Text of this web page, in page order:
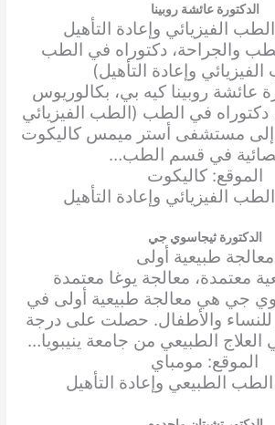
الدكتورة عائشة روبينا
الفيزيائي وإعادة التأهيل
والجراحة، دكتوراه في الطب
وإعادة التأهيل)
عائشة روبينا كيه بي، بكالوريوس
دكتوراه في الطب (الطب الفيزيائي
إلى مستشفى أستر ميمس كاليكوت
في قسم الطب…
الموقع: كاليكوت
الفيزيائي وإعادة التأهيل
الدكتورة ثيجاسوي جي
معالجة طبيعية أولى
معتمدة، معالجة يوغا معتمدة
جي هي معالجة طبيعية أولى في
والأطفال. حصلت على درجة
الطبيعي من جامعة ينيبويا…
الموقع: مومباي
الطبيعي وإعادة التأهيل